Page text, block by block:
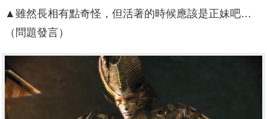
▲雖然長相有點奇怪，但活著的時候應該是正妹吧…
（問題發言）